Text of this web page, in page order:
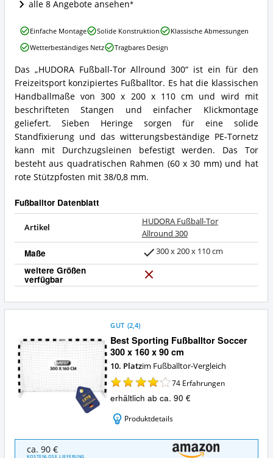
Fußballtor
alle 8 Angebote ansehen
HUDORA
Fußball-
Tor
Allround
300
Zusammenfassung:
Was
bietet
dieses
Fußballtor?
Das „HUDORA Fußball-Tor Allround 300“ ist ein für den
Freizeitsport konzipiertes Fußballtor. Es hat die klassischen
Handballmaße von 300 x 200 x 110 cm und wird mit
beschrifteten Stangen und einfacher Klickmontage
geliefert. Sieben Heringe sorgen für eine solide
Standfixierung und das witterungsbeständige PE-Tornetz
kann mit Durchzugsleinen befestigt werden. Das Tor
besteht aus quadratischen Rahmen (60 x 30 mm) und hat
rote Stützpfosten mit 38/0,8 mm.
Fußballtor Datenblatt
Artikel
HUDORA Fußball-Tor
Allround 300
Maße 300 x 200 x 110 cm
weitere Größen
verfügbar
N
i
HUDORA
Fußball-
Tor
300
Vorteile:
Was
spricht
für
dieses
Fußballtor?
Einfache Montage Solide Konstruktion
Klassische Abmessungen
Wetterbeständiges Netz
Tragbares Design
Best Sporting Fußballtor Soccer
300 x 160 x 90 cm
GUT (2,4)
10. Platzim Fußballtor-Vergleich
74 Erfahrungen
erhältlich ab ca. 90 €
Produktdetails
Best
Sporting
ca. 90 €
KOSTENLOSE LIEFERUNG